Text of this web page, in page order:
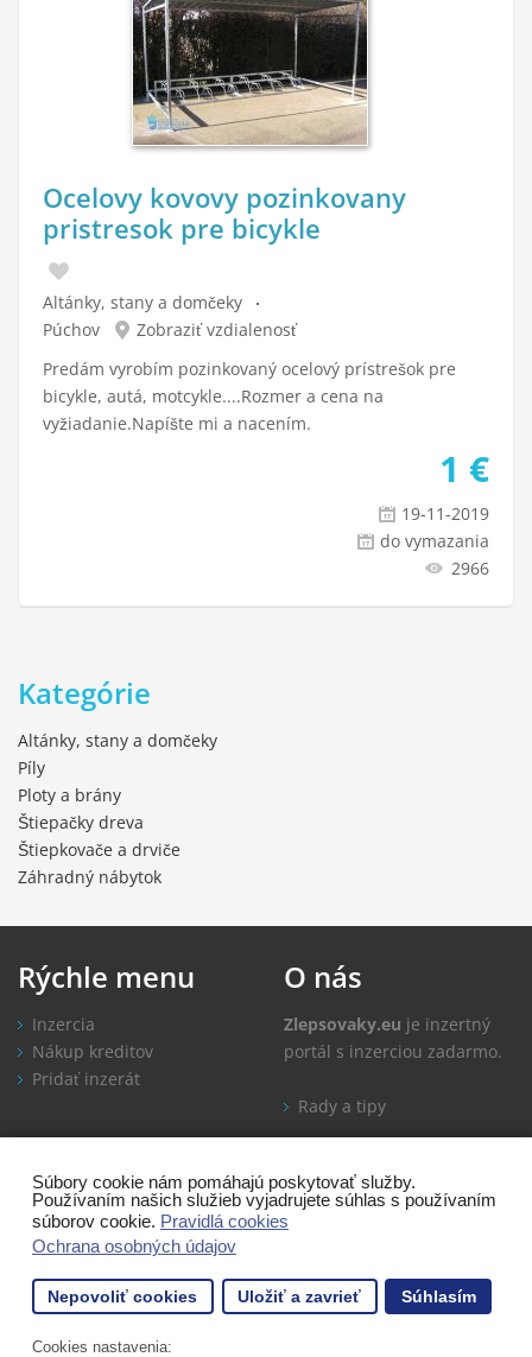
Súbory cookie nám pomáhajú poskytovať služby.
Používaním našich služieb vyjadrujete súhlas s používaním
súborov cookie. Pravidlá cookies
Ochrana osobných údajov
Nepovoliť cookies Uložiť a zavrieť Súhlasím
Cookies nastavenia:
Ocelovy kovovy pozinkovany
pristresok pre bicykle
Altánky, stany a domčeky
Púchov
Zobraziť vzdialenosť
Predám vyrobím pozinkovaný ocelový prístrešok pre
bicykle, autá, motcykle....Rozmer a cena na
vyžiadanie.Napíšte mi a nacením.
1 €
19-11-2019
do vymazania
2966
Kategórie
Altánky, stany a domčeky
Píly
Ploty a brány
Štiepačky dreva
Štiepkovače a drviče
Záhradný nábytok
Rýchle menu
Inzercia
Nákup kreditov
Pridať inzerát
O nás
Zlepsovaky.eu je inzertný
portál s inzerciou zadarmo.
Rady a tipy
Informácie
Ako inzerovať
Časté otázky
Ochrana osobných údajov
Kontakt
80 návštevníkov